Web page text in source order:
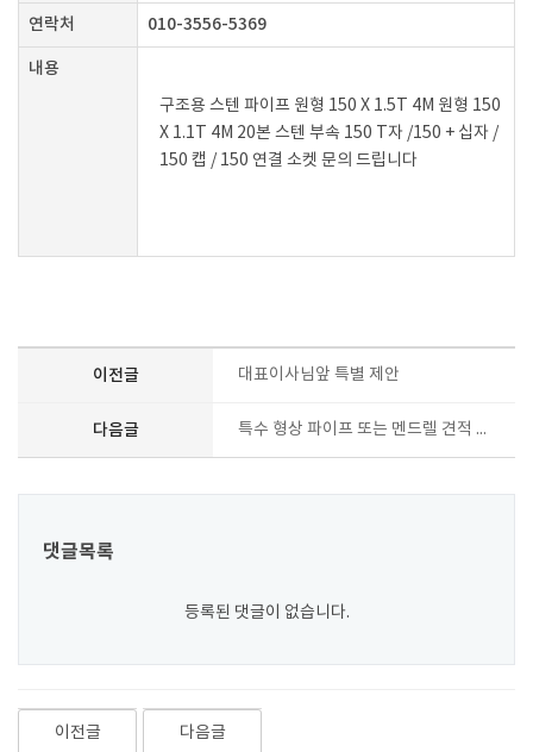
연락처 010-3556-5369
내용
구조용 스텐 파이프 원형 150 X 1.5T 4M 원형 150
X 1.1T 4M 20본 스텐 부속 150 T자 /150 + 십자 /
150 캡 / 150 연결 소켓 문의 드립니다
이전글 대표이사님앞 특별 제안
다음글 특수 형상 파이프 또는 멘드렐 견적 요청 건
댓글목록
등록된 댓글이 없습니다.
이전글 다음글